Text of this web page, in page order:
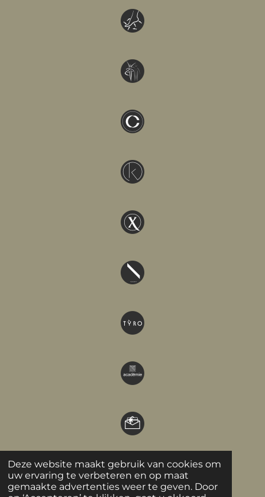
Deze website maakt gebruik van cookies om
uw ervaring te verbeteren en op maat
gemaakte advertenties weer te geven. Door